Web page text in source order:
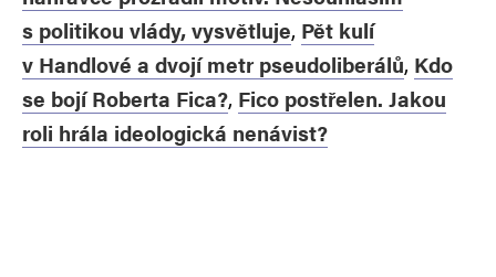
s politikou vlády, vysvětluje, Pět kulí
v Handlové a dvojí metr pseudoliberálů, Kdo
se bojí Roberta Fica?, Fico postřelen. Jakou
roli hrála ideologická nenávist?